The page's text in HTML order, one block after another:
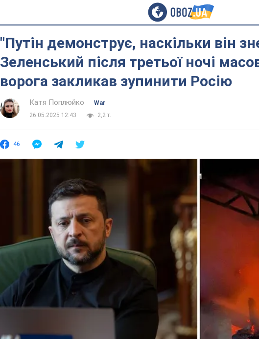
"Путін демонструє, наскільки він
Зеленський після третьої ночі
ворога закликав зупинити Росію
Катя Поплюйко
War
26.05.2025 12:43
2,2 т.
46